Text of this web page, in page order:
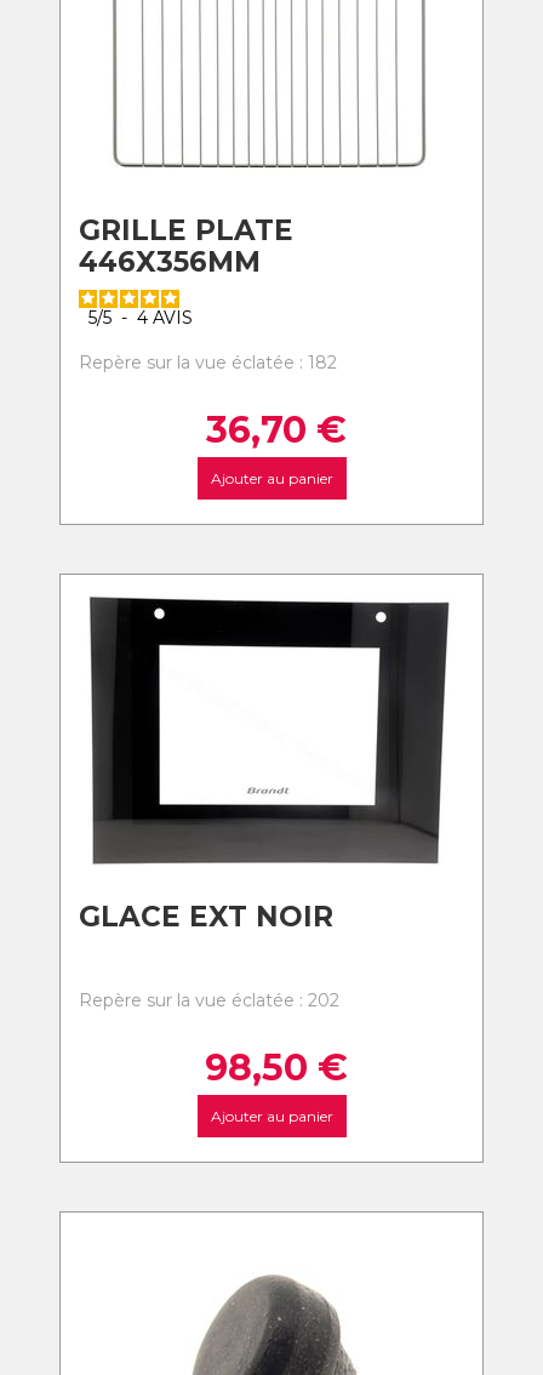
GRILLE PLATE
446X356MM
5/5 - 4 AVIS
Repère sur la vue éclatée : 182
36,70 €
Ajouter au panier
GLACE EXT NOIR
Repère sur la vue éclatée : 202
98,50 €
Ajouter au panier